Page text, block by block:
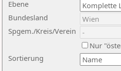
Ebene
Sortierung
Bundesland
Spgem./Kreis/Verein
Nur